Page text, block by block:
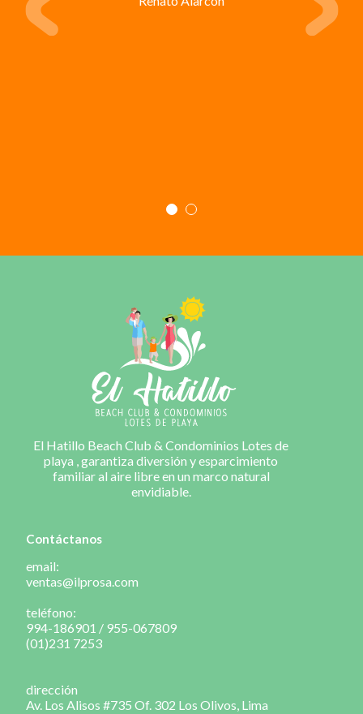
El Hatillo Beach Club & Condominios Lotes de
playa , garantiza diversión y esparcimiento
familiar al aire libre en un marco natural
envidiable.
Contáctanos
email:
ventas@ilprosa.com
teléfono:
994-186901 / 955-067809
(01)231 7253
dirección
Av. Los Alisos #735 Of. 302 Los Olivos, Lima